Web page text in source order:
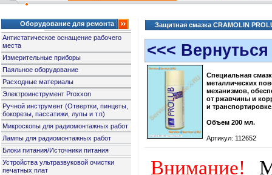
Оборудование для ремонта
Антистатическое оснащение рабочего
места
Измерительные приборы
Паяльное оборудование
Расходные материалы
Электроинструмент Proxxon
Ручной инструмент (Отвертки, пинцеты,
бокорезы, пассатижи, лупы и т.п)
Микроскопы для радиомонтажных работ
Лампы для радиомонтажных работ
Блоки питания/Источники питания
Устройства ультразвуковой очистки
печатных плат
Защитная смазка CRAMOLIN
<<<
Специальная
металлических
механизмов,
от ржавчины и
и
Объем 200 мл.
Артикул: 112652
Внимание!